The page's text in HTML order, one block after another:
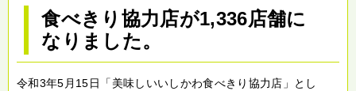
食べきり協力店が1,336店舗に
なりました。
令和3年5月15日「美味しいいしかわ食べきり協力店」とし